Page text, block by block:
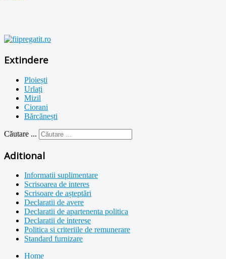
Extindere
Ploiești
Urlați
Mizil
Ciorani
Bărcănești
Căutare ...
Aditional
Informatii suplimentare
Scrisoarea de interes
Scrisoare de așteptări
Declaratii de avere
Declaratii de apartenenta politica
Declaratii de interese
Politica si criteriile de remunerare
Standard furnizare
Home